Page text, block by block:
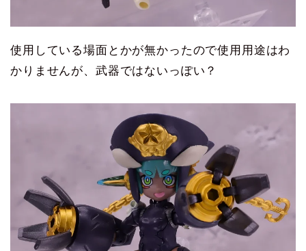
使用している場面とかが無かったので使用用途はわ
かりませんが、武器ではないっぽい？